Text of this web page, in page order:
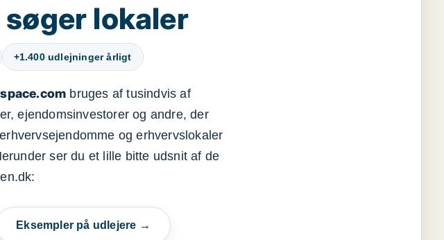
lokaler
+1.400 udlejninger årligt
bruges af tusindvis af
ejendomsinvestorer og andre, der
og erhvervslokaler
ser du et lille bitte udsnit af de
Eksempler på udlejere →